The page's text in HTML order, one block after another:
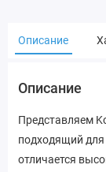
Описание
Описание
Представляем
подходящий
отличается